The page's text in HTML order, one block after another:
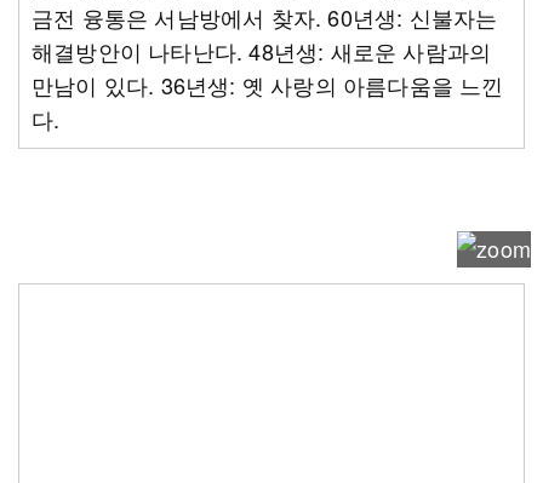
금전 융통은 서남방에서 찾자. 60년생: 신불자는
해결방안이 나타난다. 48년생: 새로운 사람과의
만남이 있다. 36년생: 옛 사랑의 아름다움을 느낀
다.